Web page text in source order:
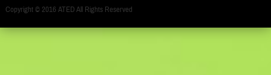
Copyright © 2016 ATED All Rights Reserved